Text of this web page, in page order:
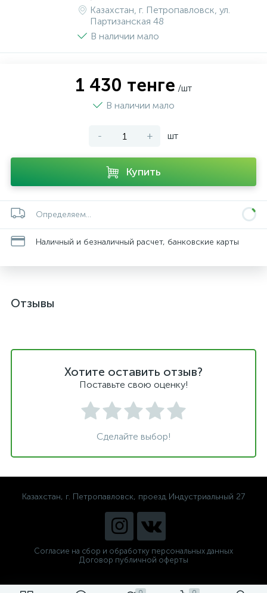
Казахстан, г. Петропавловск, ул.
Партизанская 48
В наличии мало
1 430 тенге /шт
В наличии мало
- + шт
Купить
Определяем...
Наличный и безналичный расчет, банковские карты
Отзывы
Хотите оставить отзыв?
Поставьте свою оценку!
Сделайте выбор!
Казахстан, г. Петропавловск, проезд Индустриальный 27
Согласие на сбор и обработку персональных данных
Договор публичной оферты